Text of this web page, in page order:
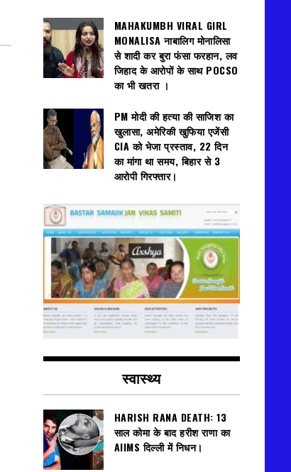
MAHAKUMBH VIRAL GIRL
MONALISA नाबालिग मोनालिसा
से शादी कर बुरा फंसा फरहान, लव
जिहाद के आरोपों के साथ POCSO
का भी खतरा ।
PM मोदी की हत्या की साजिश का
खुलासा, अमेरिकी खुफिया एजेंसी
CIA को भेजा प्रस्ताव, 22 दिन
का मांगा था समय, बिहार से 3
आरोपी गिरफ्तार।
स्वास्थ्य
HARISH RANA DEATH: 13
साल कोमा के बाद हरीश राणा का
AIIMS दिल्ली में निधन।